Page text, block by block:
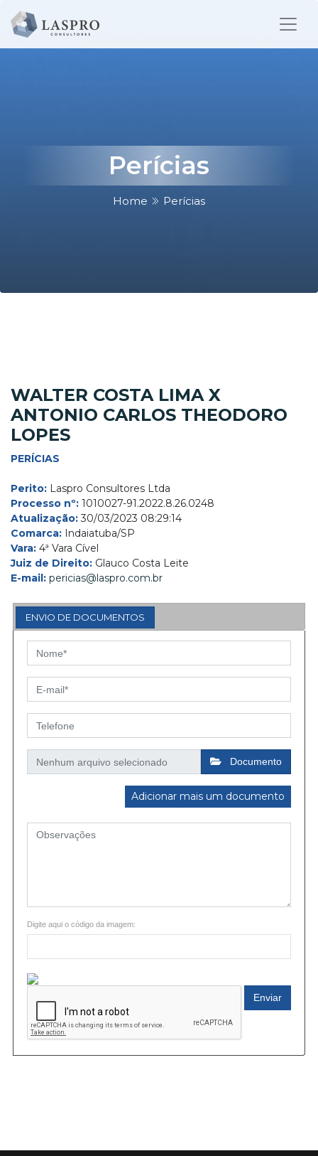
Perícias
Home Perícias
WALTER COSTA LIMA X
ANTONIO CARLOS THEODORO
LOPES
PERÍCIAS
Perito: Laspro Consultores Ltda
Processo nº: 1010027-91.2022.8.26.0248
Atualização:30/03/2023 08:29:14
Comarca: Indaiatuba/SP
Vara: 4ª Vara Cível
Juiz de Direito: Glauco Costa Leite
E-mail: pericias@laspro.com.br
ENVIO DE DOCUMENTOS
Documento
Adicionar mais um documento
Digite aqui o código da imagem:
Enviar